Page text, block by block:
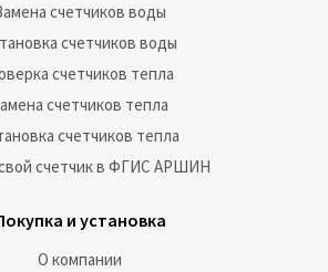
счетчиков воды
счетчиков воды
счетчиков тепла
счетчиков тепла
счетчиков тепла
счетчик в ФГИС АРШИН
и установка
О компании